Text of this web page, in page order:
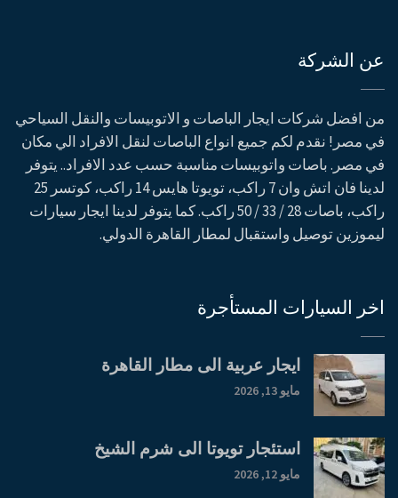
عن الشركة
من افضل شركات ايجار الباصات و الاتوبيسات والنقل السياحي
في مصر! نقدم لكم جميع انواع الباصات لنقل الافراد الي مكان
في مصر. باصات واتوبيسات مناسبة حسب عدد الافراد.. يتوفر
لدينا فان اتش وان 7 راكب، تويوتا هايس 14 راكب، كوتسر 25
راكب، باصات 28 / 33 / 50 راكب. كما يتوفر لدينا ايجار سيارات
ليموزين توصيل واستقبال لمطار القاهرة الدولي.
اخر السيارات المستأجرة
ايجار عربية الى مطار القاهرة
مايو 13, 2026
استئجار تويوتا الى شرم الشيخ
مايو 12, 2026